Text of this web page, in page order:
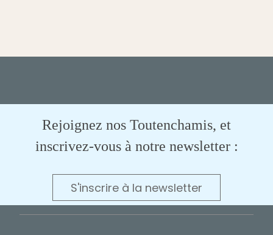
Rejoignez nos Toutenchamis, et
inscrivez-vous à notre newsletter :
S'inscrire à la newsletter